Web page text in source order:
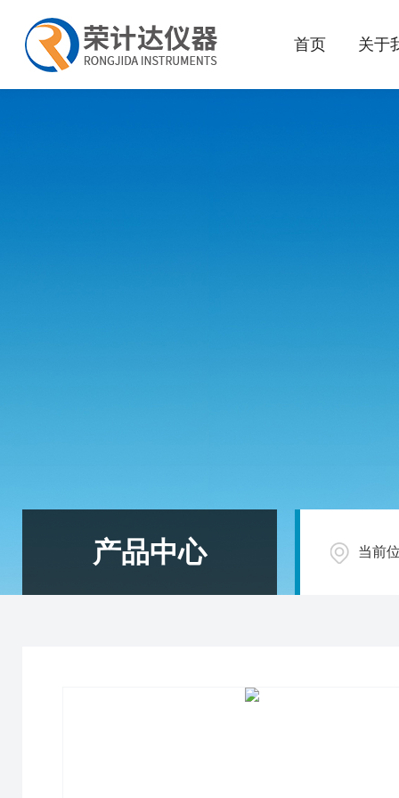
首页 关于
产品中心 当前